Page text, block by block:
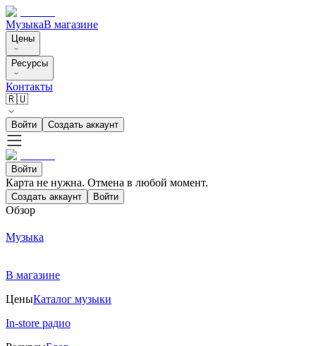
МузыкаВ магазине
Цены
Ресурсы
Контакты
🇷🇺
Войти Создать аккаунт
Войти
Карта не нужна. Отмена в любой момент.
Создать аккаунт Войти
Обзор
Музыка
В магазине
ЦеныКаталог музыки
In-store радио